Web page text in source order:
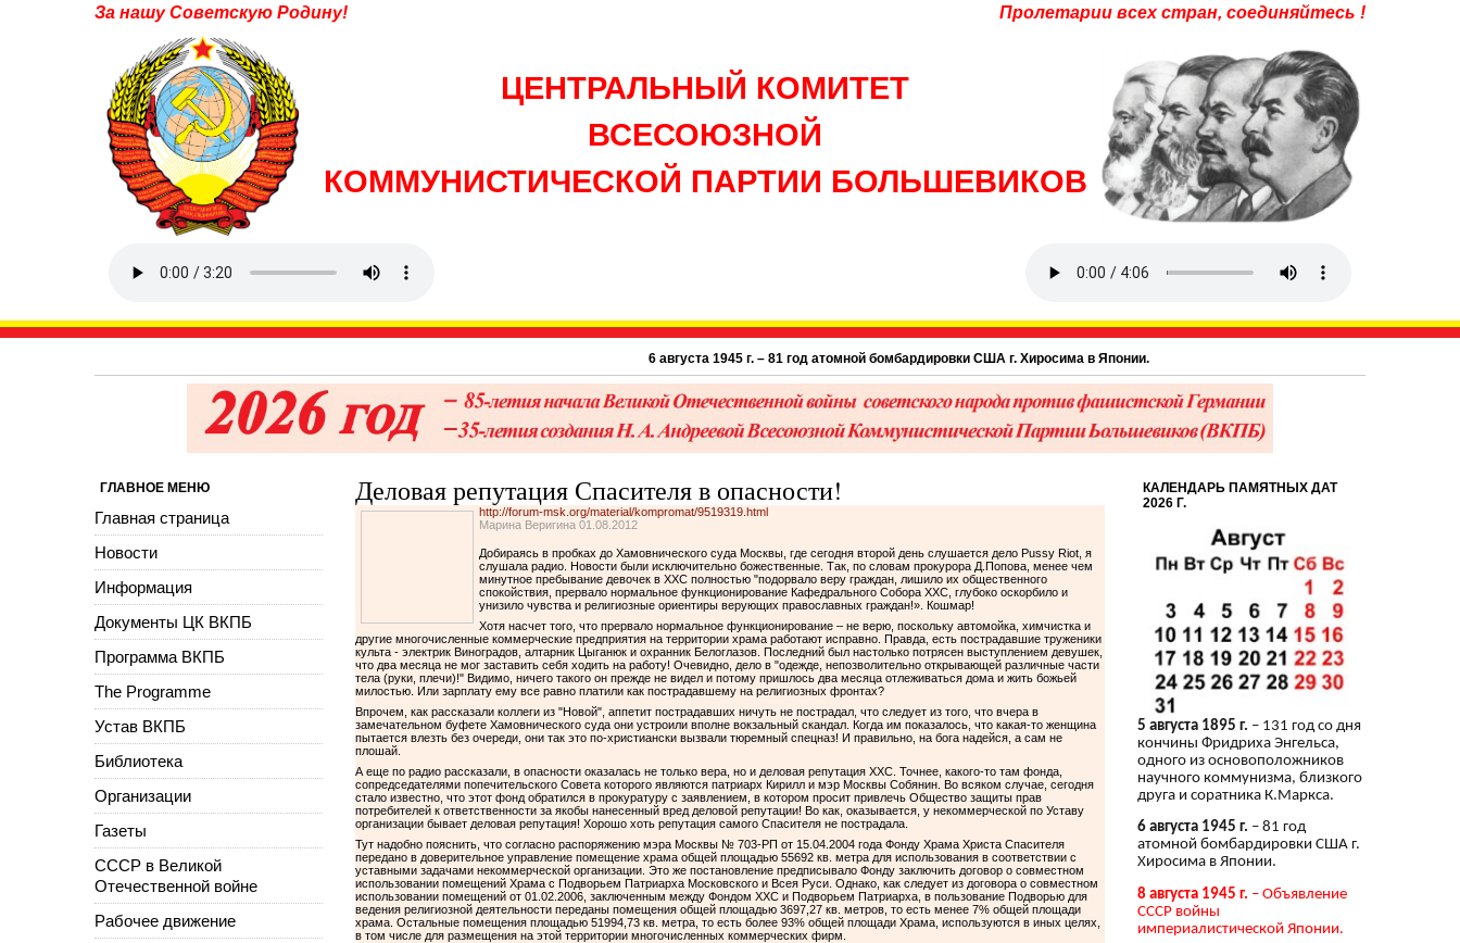
За нашу Советскую Родину! Пролетарии всех стран, соединяйтесь !
ЦЕНТРАЛЬНЫЙ КОМИТЕТ
ВСЕСОЮЗНОЙ
КОММУНИСТИЧЕСКОЙ ПАРТИИ БОЛЬШЕВИКОВ
6 августа 1945 г. – 81 год атомной бомбардировки США г. Хиросима в Японии.
Деловая репутация Спасителя в опасности!
http://forum-msk.org/material/kompromat/9519319.html
Марина Веригина 01.08.2012
Добираясь в пробках до Хамовнического суда Москвы, где сегодня второй день слушается дело Pussy Riot, я
слушала радио. Новости были исключительно божественные. Так, по словам прокурора Д.Попова, менее чем
минутное пребывание девочек в ХХС полностью "подорвало веру граждан, лишило их общественного
спокойствия, прервало нормальное функционирование Кафедрального Собора ХХС, глубоко оскорбило и
унизило чувства и религиозные ориентиры верующих православных граждан!». Кошмар!
Хотя насчет того, что прервало нормальное функционирование – не верю, поскольку автомойка, химчистка и
другие многочисленные коммерческие предприятия на территории храма работают исправно. Правда, есть пострадавшие труженики
культа - электрик Виноградов, алтарник Цыганюк и охранник Белоглазов. Последний был настолько потрясен выступлением девушек,
что два месяца не мог заставить себя ходить на работу! Очевидно, дело в "одежде, непозволительно открывающей различные части
тела (руки, плечи)!" Видимо, ничего такого он прежде не видел и потому пришлось два месяца отлеживаться дома и жить божьей
милостью. Или зарплату ему все равно платили как пострадавшему на религиозных фронтах?
Впрочем, как рассказали коллеги из "Новой", аппетит пострадавших ничуть не пострадал, что следует из того, что вчера в
замечательном буфете Хамовнического суда они устроили вполне вокзальный скандал. Когда им показалось, что какая-то женщина
пытается влезть без очереди, они так это по-христиански вызвали тюремный спецназ! И правильно, на бога надейся, а сам не
плошай.
А еще по радио рассказали, в опасности оказалась не только вера, но и деловая репутация ХХС. Точнее, какого-то там фонда,
сопредседателями попечительского Совета которого являются патриарх Кирилл и мэр Москвы Собянин. Во всяком случае, сегодня
стало известно, что этот фонд обратился в прокуратуру с заявлением, в котором просит привлечь Общество защиты прав
потребителей к ответственности за якобы нанесенный вред деловой репутации! Во как, оказывается, у некоммерческой по Уставу
организации бывает деловая репутация! Хорошо хоть репутация самого Спасителя не пострадала.
Тут надобно пояснить, что согласно распоряжению мэра Москвы № 703-РП от 15.04.2004 года Фонду Храма Христа Спасителя
передано в доверительное управление помещение храма общей площадью 55692 кв. метра для использования в соответствии с
уставными задачами некоммерческой организации. Это же постановление предписывало Фонду заключить договор о совместном
использовании помещений Храма с Подворьем Патриарха Московского и Всея Руси. Однако, как следует из договора о совместном
использовании помещений от 01.02.2006, заключенным между Фондом ХХС и Подворьем Патриарха, в пользование Подворью для
ведения религиозной деятельности переданы помещения общей площадью 3697,27 кв. метров, то есть менее 7% общей площади
храма. Остальные помещения площадью 51994,73 кв. метра, то есть более 93% общей площади Храма, используются в иных целях,
в том числе для размещения на этой территории многочисленных коммерческих фирм.
ГЛАВНОЕ МЕНЮ
Главная страница
Новости
Информация
Документы ЦК ВКПБ
Программа ВКПБ
The Programme
Устав ВКПБ
Библиотека
Организации
Газеты
СССР в Великой
Отечественной войне
Рабочее движение
КАЛЕНДАРЬ ПАМЯТНЫХ ДАТ
2026 Г.
5 августа 1895 г. – 131 год со дня
кончины Фридриха Энгельса,
одного из основоположников
научного коммунизма, близкого
друга и соратника К.Маркса.
6 августа 1945 г. – 81 год
атомной бомбардировки США г.
Хиросима в Японии.
8 августа 1945 г. – Объявление
СССР войны
империалистической Японии.